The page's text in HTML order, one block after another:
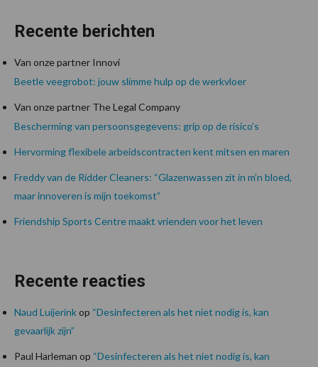
Recente berichten
Van onze partner Innovi
Beetle veegrobot: jouw slimme hulp op de werkvloer
Van onze partner The Legal Company
Bescherming van persoonsgegevens: grip op de risico’s
Hervorming flexibele arbeidscontracten kent mitsen en maren
Freddy van de Ridder Cleaners: “Glazenwassen zit in m’n bloed,
maar innoveren is mijn toekomst”
Friendship Sports Centre maakt vrienden voor het leven
Recente reacties
Naud Luijerinkop “Desinfecteren als het niet nodig is, kan
gevaarlijk zijn”
Paul Harleman op “Desinfecteren als het niet nodig is, kan